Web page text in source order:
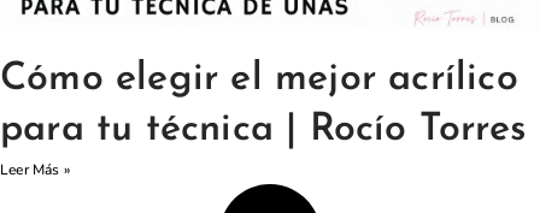
Cómo elegir el mejor acrílico
para tu técnica | Rocío Torres
Leer Más »